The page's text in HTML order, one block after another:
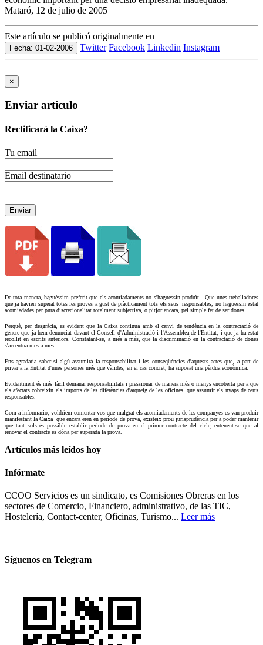
Mataró, 12 de julio de 2005
Este artículo se publicó originalmente en
Fecha: 01-02-2006 Twitter Facebook Linkedin Instagram
×
Enviar artículo
Rectificarà la Caixa?
Tu email
Email destinatario
Enviar
De tota manera, haguéssim preferit que els acomiadaments no s'haguessin produït. Que unes treballadores
que ja havien superat totes les proves a gust de pràcticament tots els seus responsables, no haguessin estat
acomiadades per pura discrecionalitat totalment subjectiva, o pitjor encara, pel simple fet de ser dones.
Perquè, per desgràcia, es evident que la Caixa continua amb el canvi de tendència en la contractació de
gènere que ja hem denunciat davant el Consell d'Administració i l'Assemblea de l'Entitat, i que ja ha estat
recollit en escrits anteriors. Constatant-se, a més a més, que la discriminació en la contractació de dones
s'accentua mes a mes.
Ens agradaria saber si algú assumirà la responsabilitat i les conseqüències d'aquests actes que, a part de
privar a la Entitat d'unes persones més que vàlides, en el cas concret, ha suposat una pèrdua econòmica.
Evidentment és més fàcil demanar responsabilitats i pressionar de manera més o menys encoberta per a que
els afectats cobreixin els imports de les diferències d'arqueig de les oficines, que assumir els nyaps de certs
responsables.
Com a informació, voldríem comentar-vos que malgrat els acomiadaments de les companyes es van produir
manifestant la Caixa que encara eren en període de prova, existeix prou jurisprudència per a poder mantenir
que tant sols és possible establir període de prova en el primer contracte del cicle, entenent-se que al
renovar el contracte es dóna per superada la prova.
Artículos más leídos hoy
Infórmate
CCOO Servicios es un sindicato, es Comisiones Obreras en los
sectores de Comercio, Financiero, administrativo, de las TIC,
Hostelería, Contact-center, Oficinas, Turismo... Leer más
Síguenos en Telegram